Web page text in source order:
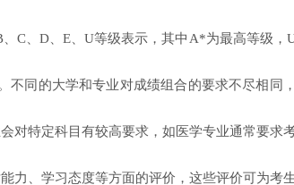
C、D、E、U等级表示，其中A*为最高等级，
不同的大学和专业对成绩组合的要求不尽相同
对特定科目有较高要求，如医学专业通常要求
力、学习态度等方面的评价，这些评价可为考